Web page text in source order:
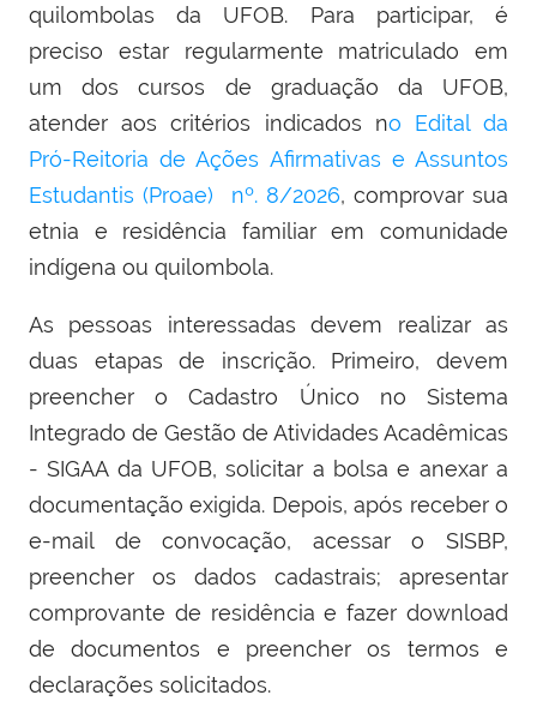
quilombolas da UFOB. Para participar, é
preciso estar regularmente matriculado em
um dos cursos de graduação da UFOB,
atender aos critérios indicados no Edital da
Pró-Reitoria de Ações Afirmativas e Assuntos
Estudantis (Proae)
nº. 8/2026, comprovar sua
etnia e residência familiar em comunidade
indígena ou quilombola.
As pessoas interessadas devem realizar as
duas etapas de inscrição. Primeiro, devem
preencher o Cadastro Único no Sistema
Integrado de Gestão de Atividades Acadêmicas
- SIGAA da UFOB, solicitar a bolsa e anexar a
documentação exigida. Depois, após receber o
e-mail de convocação, acessar o SISBP,
preencher os dados cadastrais; apresentar
comprovante de residência e fazer download
de documentos e preencher os termos e
declarações solicitados.